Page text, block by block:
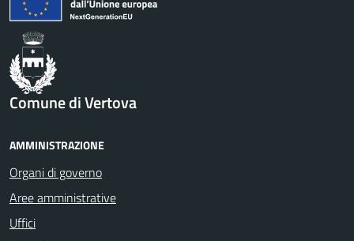
Comune di Vertova
AMMINISTRAZIONE
Organi di governo
Aree amministrative
Uffici